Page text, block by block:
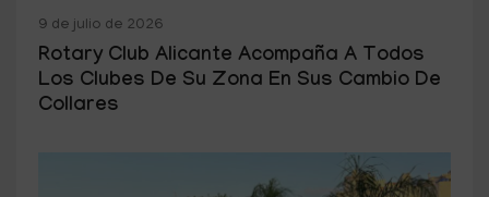
9 de julio de 2026
Rotary Club Alicante Acompaña A Todos
Los Clubes De Su Zona En Sus Cambio De
Collares